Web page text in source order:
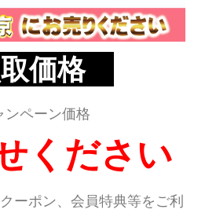
価格
ンペーン価格
ください
ーポン、会員特典等をご利